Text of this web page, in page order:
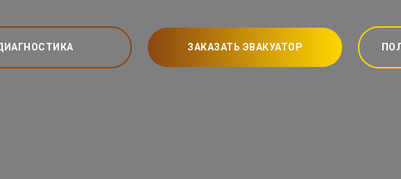
ЗАКАЗАТЬ ЭВАКУАТОР